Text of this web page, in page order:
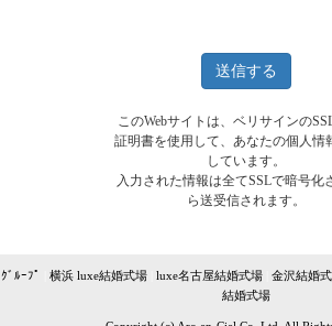
個人情報保護に関する法令を
遵守するとともに、個人情報
の取り扱いに関して次のよう
な姿勢で行動しております。
1. 個人情報の定義
日、住所、電話番号、その他
の記述等により特定の個人を
このWebサイトは、ベリサインの
証明書を使用して、あなたの個人情
しています。
入力された情報は全てSSLで暗号化
ら送受信されます。
ｸﾞﾙｰﾌﾟ 横浜 luxe結婚式場| luxe名古屋結婚式場 金沢結婚
結婚式場